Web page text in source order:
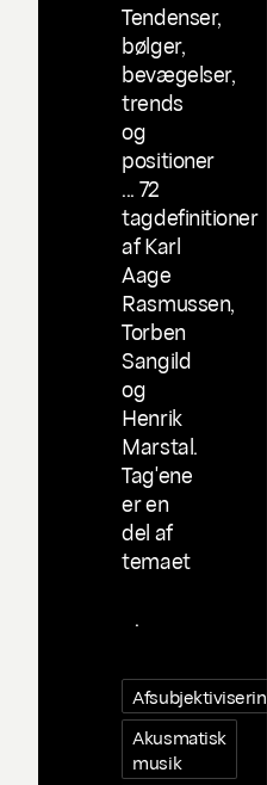
Tendenser,
bølger,
bevægelser,
trends
og
positioner
... 72
tagdefinitioner
af Karl
Aage
Rasmussen,
Torben
Sangild
og
Henrik
Marstal.
Tag'ene
er en
del af
temaet
.
Afsubjektivisering
Akusmatisk
musik